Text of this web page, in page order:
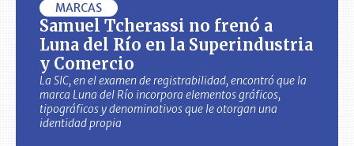
MARCAS
Samuel Tcherassi no frenó a
Luna del Río en la Superindustria
y Comercio
La SIC, en el examen de registrabilidad, encontró que la
marca Luna del Río incorpora elementos gráficos,
tipográficos y denominativos que le otorgan una
identidad propia